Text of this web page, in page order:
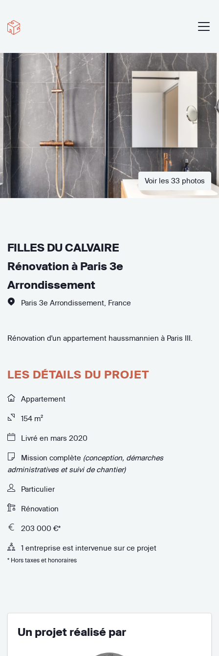
Voir les 33 photos
FILLES DU CALVAIRE
Rénovation à Paris 3e
Arrondissement
Paris 3e Arrondissement France
Rénovation d'un appartement haussmannien à Paris III.
LES DÉTAILS DU PROJET
Appartement
154 m²
Livré en mars 2020
Mission complète (conception, démarches
administratives et suivi de chantier)
Particulier
Rénovation
203 000 €*
1 entreprise est intervenue sur ce projet
* Hors taxes et honoraires
Un projet réalisé par